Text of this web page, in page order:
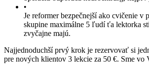
•
Je reformer bezpečnejší ako cvičenie v
skupine maximálne 5 ľudí ťa lektorka
zvyčajne majú.
Najjednoduchší prvý krok je rezervovať si
pre nových klientov 3 lekcie za 50 €. Sme vo